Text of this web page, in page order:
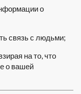
о
связь с людьми;
на то, что
о вашей